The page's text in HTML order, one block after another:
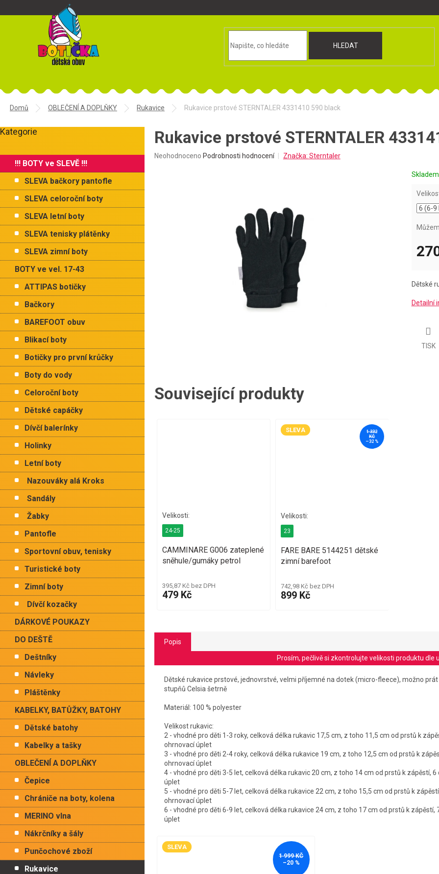
HLEDAT
Domů OBLEČENÍ A DOPLŇKY Rukavice Rukavice prstové STERNTALER 4331410 590 black
o
t
n
í
n
l
Přeskočit
Kategorie
!!! BOTY ve SLEVĚ !!!
SLEVA bačkory pantofle
SLEVA celoroční boty
SLEVA letní boty
SLEVA tenisky plátěnky
SLEVA zimní boty
BOTY ve vel. 17-43
ATTIPAS botičky
Bačkory
BAREFOOT obuv
Blikací boty
Botičky pro první krůčky
Boty do vody
Celoroční boty
Dětské capáčky
Dívčí balerínky
Holinky
Letní boty
Nazouváky alá Kroks
Sandály
Žabky
Pantofle
Sportovní obuv, tenisky
Turistické boty
Zimní boty
Dívčí kozačky
DÁRKOVÉ POUKAZY
DO DEŠTĚ
Deštníky
Návleky
Pláštěnky
KABELKY, BATŮŽKY, BATOHY
Dětské batohy
Kabelky a tašky
OBLEČENÍ A DOPLŇKY
Čepice
Chrániče na boty, kolena
MERINO vlna
Nákrčníky a šály
Punčochové zboží
Rukavice
Rukavice prstové STERNTALER
Průměrné
Neohodnoceno Podrobnosti hodnocení Značka: Sterntaler
Skladem
Dětské
Detailní
TISK
Související produkty
CAMMINARE G006 zateplené
sněhule/gumáky petrol
395,87 Kč bez DPH
479 Kč
24-25
SLEVA
1 332
KČ
–32 %
FARE BARE 5144251 dětské
zimní barefoot
742,98 Kč bez DPH
899 Kč
23
Popis
Prosím, pečlivě si zkontrolujte velikosti produktu dle
Dětské rukavice prstové, jednovrstvé, velmi příjemné na dotek (micro-fleece), možno prát
stupňů Celsia šetrně
Materiál: 100 % polyester
Velikost rukavic:
2 - vhodné pro děti 1-3 roky, celková délka rukavic 17,5 cm, z toho 11,5 cm od prstů k
ohrnovací úplet
3 - vhodné pro děti 2-4 roky, celková délka rukavice 19 cm, z toho 12,5 cm od prstů k
ohrnovací úplet
4 - vhodné pro děti 3-5 let, celková délka rukavic 20 cm, z toho 14 cm od prstů k zápěstí,
úplet
5 - vhodné pro děti 5-7 let, celková délka rukavice 22 cm, z toho 15,5 cm od prstů k
ohrnovací úplet
6 - vhodné pro děti 6-9 let, celková délka rukavice 24 cm, z toho 17 cm od prstů k zápěstí,
úplet
SLEVA
1 999 KČ
–20 %